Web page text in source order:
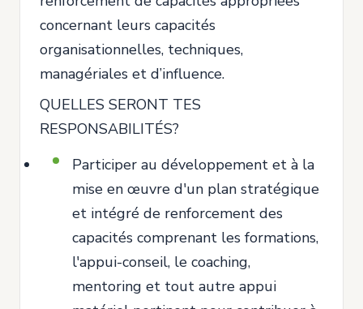
concernant leurs capacités
organisationnelles, techniques,
managériales et d’influence.
QUELLES SERONT TES
RESPONSABILITÉS?
Participer au développement et à la
mise en œuvre d'un plan stratégique
et intégré de renforcement des
capacités comprenant les formations,
l'appui-conseil, le coaching,
mentoring et tout autre appui